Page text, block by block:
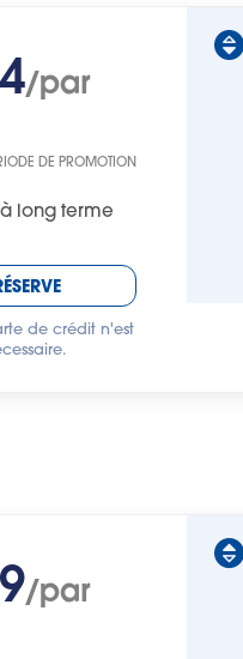
/par
DE PROMOTION
long terme
de crédit n'est
/par